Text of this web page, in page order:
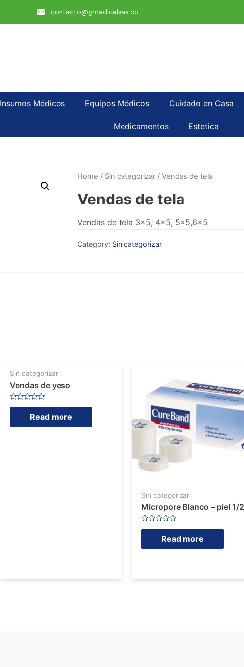
contacto@gmedicalsas.co
Insumos Médicos Equipos Médicos Cuidado en Casa
Medicamentos Estetica
Home / Sin categorizar/ Vendas de tela
Vendas de tela
Vendas de tela 3×5, 4×5, 5×5,6×5
Category: Sin categorizar
Sin categorizar
Vendas de yeso
Rated
of
Read more
Sin categorizar
Micropore Blanco – piel 1/2
Rated
of
Read more